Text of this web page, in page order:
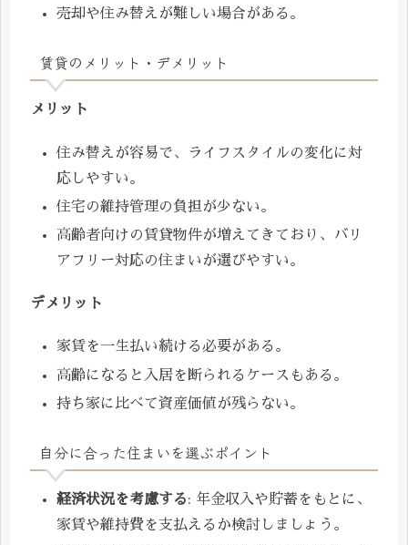
売却や住み替えが難しい場合がある。
賃貸のメリット・デメリット
メリット
住み替えが容易で、ライフスタイルの変化に対
応しやすい。
住宅の維持管理の負担が少ない。
高齢者向けの賃貸物件が増えてきており、バリ
アフリー対応の住まいが選びやすい。
デメリット
家賃を一生払い続ける必要がある。
高齢になると入居を断られるケースもある。
持ち家に比べて資産価値が残らない。
自分に合った住まいを選ぶポイント
経済状況を考慮する: 年金収入や貯蓄をもとに、
家賃や維持費を支払えるか検討しましょう。